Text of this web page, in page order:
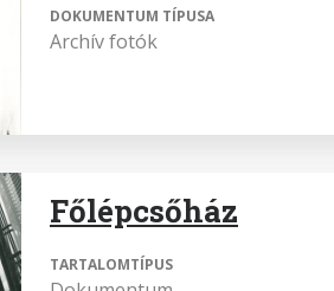
DOKUMENTUM TÍPUSA
Archív fotók
Főlépcsőház
TARTALOMTÍPUS